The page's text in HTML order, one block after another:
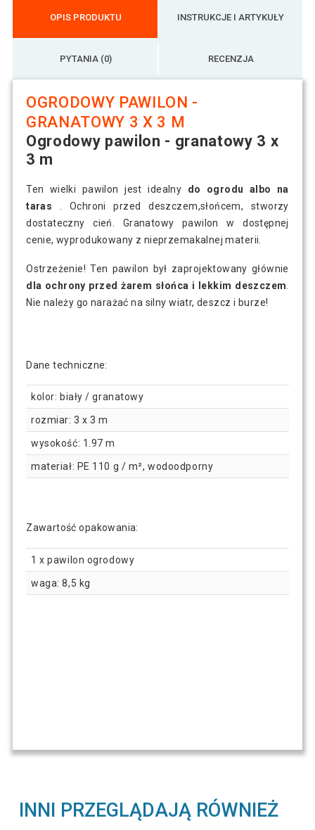
OPIS PRODUKTU INSTRUKCJE I ARTYKUŁY
PYTANIA (0) RECENZJA
OGRODOWY PAWILON -
GRANATOWY 3 X 3 M
Ogrodowy pawilon - granatowy 3 x
3 m
Ten wielki pawilon jest idealny do ogrodu albo na
taras
. Ochroni przed deszczem,słońcem, stworzy
dostateczny cień. Granatowy pawilon w dostępnej
cenie, wyprodukowany z nieprzemakalnej materii.
Ostrzeżenie! Ten pawilon był zaprojektowany głównie
dla ochrony przed żarem słońca i lekkim deszczem
Nie należy go narażać na silny wiatr, deszcz i burze!
Dane techniczne:
kolor: biały / granatowy
rozmiar: 3 x 3 m
wysokość: 1.97 m
materiał: PE 110 g / m², wodoodporny
Zawartość opakowania:
1 x pawilon ogrodowy
waga: 8,5 kg
INNI PRZEGLĄDAJĄ RÓWNIEŻ